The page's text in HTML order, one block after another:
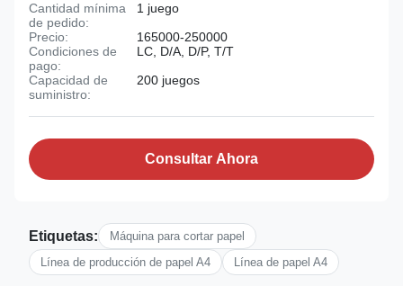
Cantidad mínima
de pedido:
1 juego
Precio:
165000-250000
Condiciones de
pago:
LC, D/A, D/P, T/T
Capacidad de
suministro:
200 juegos
Consultar Ahora
Etiquetas:
Máquina para cortar papel
Línea de producción de papel A4
Línea de papel A4